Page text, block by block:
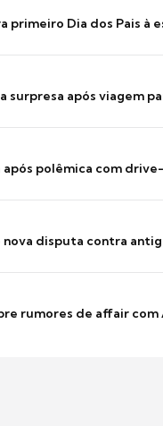
primeiro Dia dos Pais à
surpresa após viagem
após polêmica com
nova disputa contra
rumores de affair